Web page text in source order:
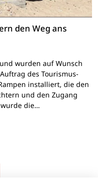
den Weg ans
wurden auf Wunsch
des Tourismus-
installiert, die den
und den Zugang
die…